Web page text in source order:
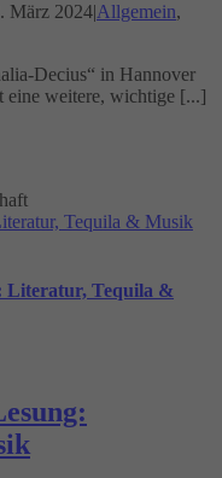
März 2024|Allgemein,
Decius“ in Hannover
eine weitere, wichtige [...]
Tequila & Musik
Literatur, Tequila &